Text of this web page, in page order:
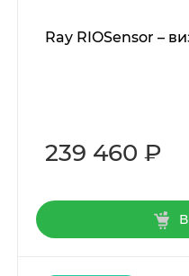
Ray RIOSensor –
239 460 ₽